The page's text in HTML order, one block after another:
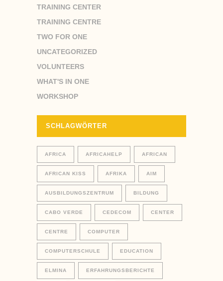
TRAINING CENTER
TRAINING CENTRE
TWO FOR ONE
UNCATEGORIZED
VOLUNTEERS
WHAT'S IN ONE
WORKSHOP
SCHLAGWÖRTER
AFRICA AFRICAHELP AFRICAN
AFRICAN KISS AFRIKA AIM
AUSBILDUNGSZENTRUM BILDUNG
CABO VERDE CEDECOM CENTER
CENTRE COMPUTER
COMPUTERSCHULE EDUCATION
ELMINA ERFAHRUNGSBERICHTE